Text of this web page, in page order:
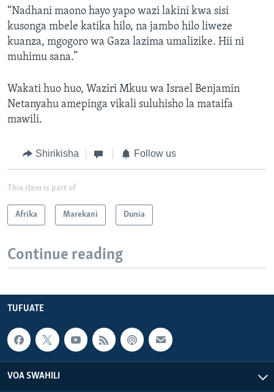
“Nadhani maono hayo yapo wazi lakini kwa sisi
kusonga mbele katika hilo, na jambo hilo liweze
kuanza, mgogoro wa Gaza lazima umalizike. Hii ni
muhimu sana.”
Wakati huo huo, Waziri Mkuu wa Israel Benjamin
Netanyahu amepinga vikali suluhisho la mataifa
mawili.
Shirikisha Follow us
This item is part of
Afrika Marekani Dunia
Continue reading
TUFUATE
VOA SWAHILI